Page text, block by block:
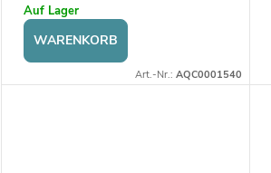
P
Auf Lager
WARENKORB
Art.-Nr.:AQC0001540